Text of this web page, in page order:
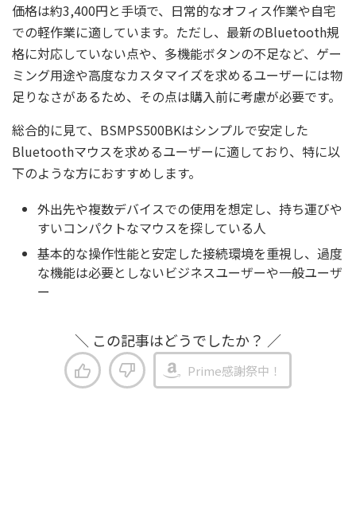
価格は約3,400円と手頃で、日常的なオフィス作業や自宅
での軽作業に適しています。ただし、最新のBluetooth規
格に対応していない点や、多機能ボタンの不足など、ゲー
ミング用途や高度なカスタマイズを求めるユーザーには物
足りなさがあるため、その点は購入前に考慮が必要です。
総合的に見て、BSMPS500BKはシンプルで安定した
Bluetoothマウスを求めるユーザーに適しており、特に以
下のような方におすすめします。
外出先や複数デバイスでの使用を想定し、持ち運びや
すいコンパクトなマウスを探している人
基本的な操作性能と安定した接続環境を重視し、過度
な機能は必要としないビジネスユーザーや一般ユーザ
ー
＼ この記事はどうでしたか？ ／
Prime感謝祭中！